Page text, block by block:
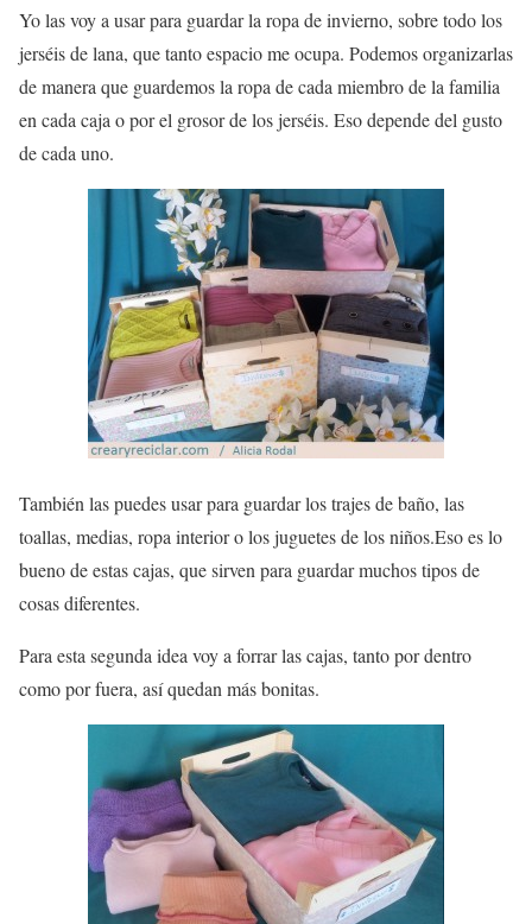
Yo las voy a usar para guardar la ropa de invierno, sobre todo los
jerséis de lana, que tanto espacio me ocupa. Podemos organizarlas
de manera que guardemos la ropa de cada miembro de la familia
en cada caja o por el grosor de los jerséis. Eso depende del gusto
de cada uno.
También las puedes usar para guardar los trajes de baño, las
toallas, medias, ropa interior o los juguetes de los niños.Eso es lo
bueno de estas cajas, que sirven para guardar muchos tipos de
cosas diferentes.
Para esta segunda idea voy a forrar las cajas, tanto por dentro
como por fuera, así quedan más bonitas.